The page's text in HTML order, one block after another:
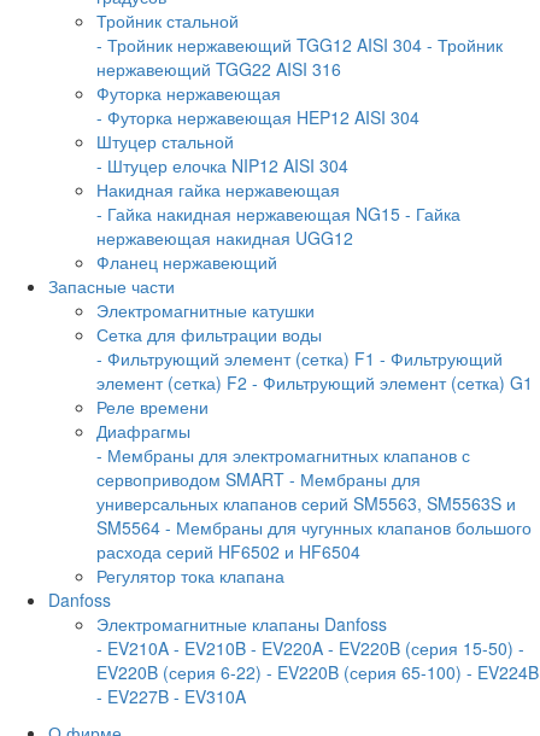
Тройник стальной
- Тройник нержавеющий TGG12 AISI 304 - Тройник
нержавеющий TGG22 AISI 316
Футорка нержавеющая
- Футорка нержавеющая HEP12 AISI 304
Штуцер стальной
- Штуцер елочка NIP12 AISI 304
Накидная гайка нержавеющая
- Гайка накидная нержавеющая NG15 - Гайка
нержавеющая накидная UGG12
Фланец нержавеющий
Запасные части
Электромагнитные катушки
Сетка для фильтрации воды
- Фильтрующий элемент (сетка) F1 - Фильтрующий
элемент (сетка) F2 - Фильтрующий элемент (сетка) G1
Реле времени
Диафрагмы
- Мембраны для электромагнитных клапанов с
сервоприводом SMART - Мембраны для
универсальных клапанов серий SM5563, SM5563S и
SM5564 - Мембраны для чугунных клапанов большого
расхода серий HF6502 и HF6504
Регулятор тока клапана
Danfoss
Электромагнитные клапаны Danfoss
- EV210A - EV210B - EV220A - EV220B (серия 15-50) -
EV220B (серия 6-22) - EV220B (серия 65-100) - EV224B
- EV227B - EV310A